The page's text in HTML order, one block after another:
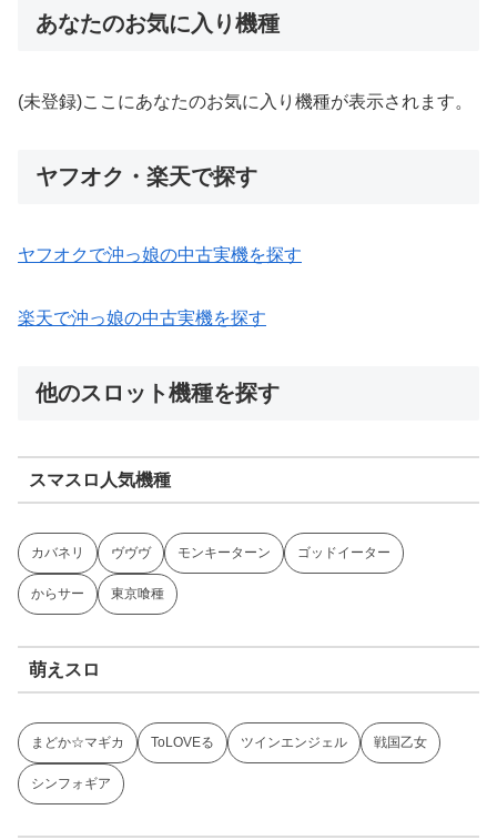
あなたのお気に入り機種
(未登録)ここにあなたのお気に入り機種が表示されます。
ヤフオク・楽天で探す
ヤフオクで沖っ娘の中古実機を探す
楽天で沖っ娘の中古実機を探す
他のスロット機種を探す
スマスロ人気機種
カバネリ ヴヴヴ モンキーターン ゴッドイーター
からサー 東京喰種
萌えスロ
まどか☆マギカ ToLOVEる ツインエンジェル 戦国乙女
シンフォギア